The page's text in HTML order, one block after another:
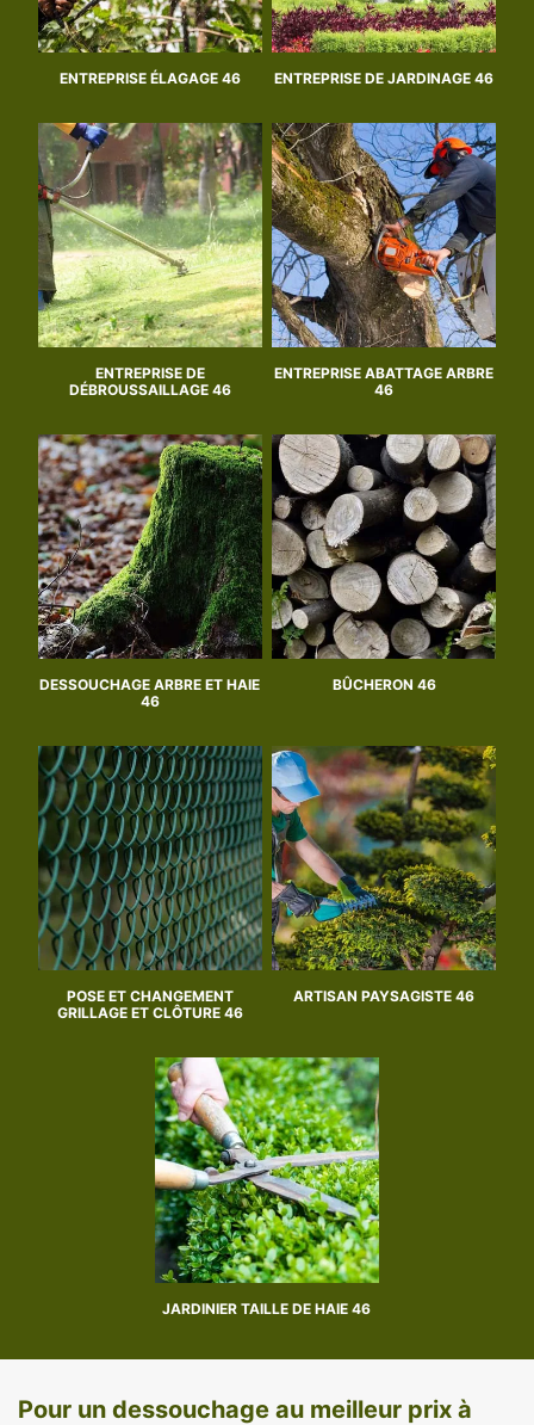
ENTREPRISE ÉLAGAGE 46 ENTREPRISE DE JARDINAGE 46
ENTREPRISE DE
DÉBROUSSAILLAGE 46
ENTREPRISE ABATTAGE ARBRE
46
DESSOUCHAGE ARBRE ET HAIE
46
BÛCHERON 46
POSE ET CHANGEMENT
GRILLAGE ET CLÔTURE 46
ARTISAN PAYSAGISTE 46
JARDINIER TAILLE DE HAIE 46
Pour un dessouchage au meilleur prix à